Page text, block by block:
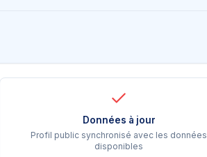
Données à jour
Profil public synchronisé avec les données
disponibles